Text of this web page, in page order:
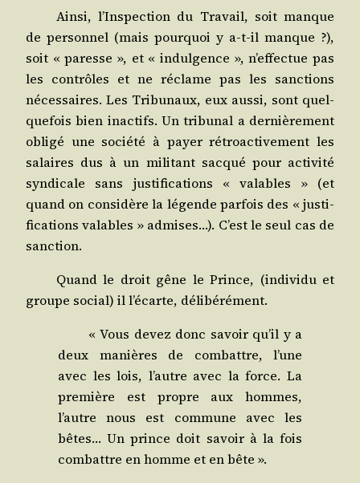
Ain­si, l’Inspection du Tra­vail, soit manque
de per­son­nel (mais pour­quoi y a‑t-il manque ?),
soit « paresse », et « indul­gence », n’effectue pas
les contrôles et ne réclame pas les sanc­tions
néces­saires. Les Tri­bu­naux, eux aus­si, sont quel­
que­fois bien inac­tifs. Un tri­bu­nal a der­niè­re­ment
obli­gé une socié­té à payer rétro­ac­ti­ve­ment les
salaires dus à un mili­tant sac­qué pour acti­vi­té
syn­di­cale sans jus­ti­fi­ca­tions « valables » (et
quand on consi­dère la légende par­fois des « jus­ti­
fi­ca­tions valables » admises…). C’est le seul cas de
sanction.
Quand le droit gêne le Prince, (indi­vi­du et
groupe social) il l’écarte, délibérément.
« Vous devez donc savoir qu’il y a
deux manières de com­battre, l’une
avec les lois, l’autre avec la force. La
pre­mière est propre aux hommes,
l’autre nous est com­mune avec les
bêtes… Un prince doit savoir à la fois
com­battre en homme et en bête ».